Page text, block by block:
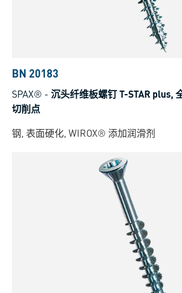
BN 20183
SPAX® - 沉头纤维板螺钉 T-STAR plus,
切削点
钢, 表面硬化, WIROX® 添加润滑剂